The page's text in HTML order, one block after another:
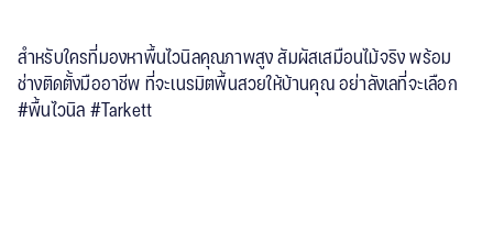
สำหรับใครที่มองหาพื้นไวนิลคุณภาพสูง สัมผัสเสมือนไม้จริง พร้อม
ช่างติดตั้งมืออาชีพ ที่จะเนรมิตพื้นสวยให้บ้านคุณ อย่าลังเลที่จะเลือก
#พื้นไวนิล #Tarkett